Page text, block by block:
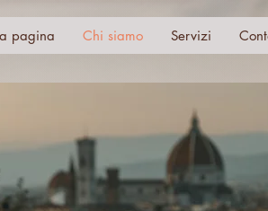
pagina Chi siamo Servizi